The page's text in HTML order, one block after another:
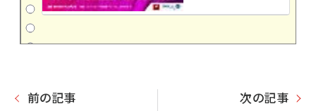
前の記事 次の記事